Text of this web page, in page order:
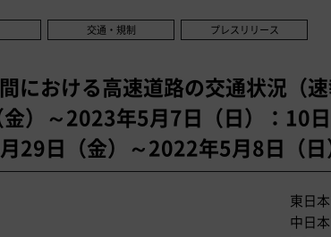
交通・規制 プレスリリース
における高速道路の交通状況（
金）～2023年5月7日（日）：
29日（金）～2022年5月8日（
東日
中日